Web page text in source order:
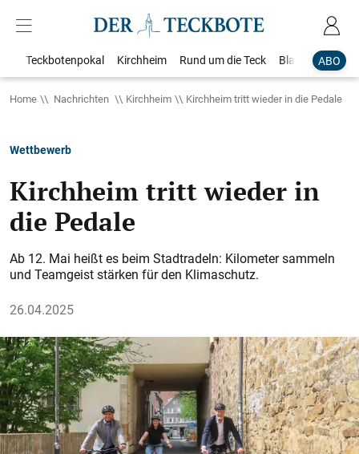
ABO
Teckbotenpokal Kirchheim Rund um die Teck Blaulicht
Home Nachrichten Kirchheim Kirchheim tritt wieder in die Pedale
Wettbewerb
Kirchheim tritt wieder in
die Pedale
Ab 12. Mai heißt es beim Stadtradeln: Kilometer sammeln
und Teamgeist stärken für den Klimaschutz.
26.04.2025